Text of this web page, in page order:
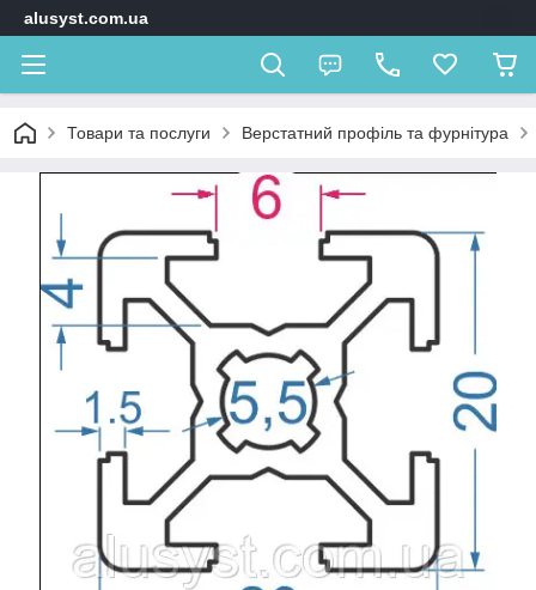
alusyst.com.ua
Товари та послуги Верстатний профіль та фурнітура